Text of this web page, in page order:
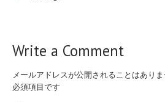
Write a Comment
メールアドレスが公開されることはありま
必須項目です